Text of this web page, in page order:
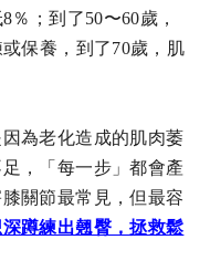
；到了50〜60歲，
保養，到了70歲，肌
為老化造成的肌肉萎
，「每一步」都會產
關節最常見，但最容
蹲練出翹臀，拯救鬆